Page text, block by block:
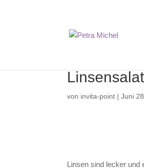
von invita-point |Juni
Linsen sind lecker und